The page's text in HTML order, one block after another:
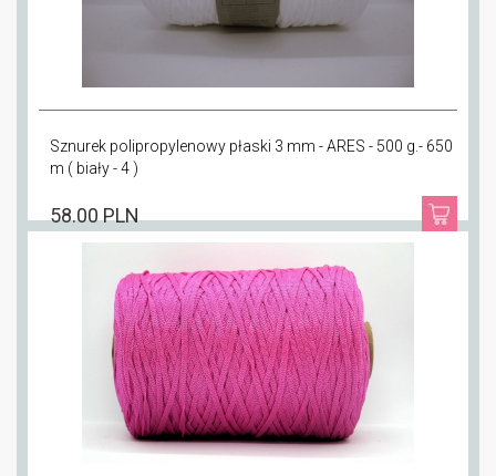
Sznurek polipropylenowy płaski 3 mm - ARES - 500 g.- 650
m ( biały - 4 )
58.00 PLN